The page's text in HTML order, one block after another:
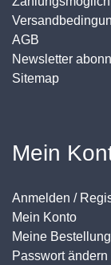
AGB
Newsletter
Sitemap
Mein
Anmelden /
Mein Konto
Meine
Passwort ändern